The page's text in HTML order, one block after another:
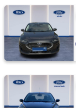
Titanium
1.5 TI-VCT
TITANIUM
OTOMATIK
1.5 TI-
VCT
TREND
1.5
TREND-